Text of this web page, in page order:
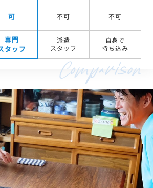
可 不可 不可
専門
タッフ
派遣
スタッフ
自身で
持ち込み